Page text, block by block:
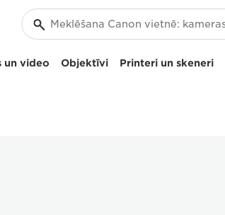
un video Objektīvi Printeri un skeneri